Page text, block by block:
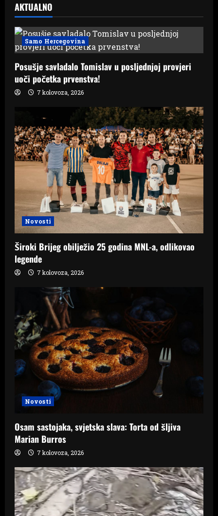
AKTUALNO
Samo Hercegovina
Posušje savladalo Tomislav u posljednjoj provjeri
uoči početka prvenstva!
7 kolovoza, 2026
Novosti
Široki Brijeg obilježio 25 godina MNL-a, odlikovao
legende
7 kolovoza, 2026
Novosti
Osam sastojaka, svjetska slava: Torta od šljiva
Marian Burros
7 kolovoza, 2026